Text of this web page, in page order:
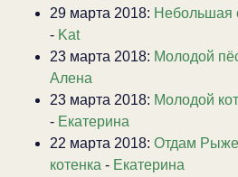
29 марта 2018: Небольшая
- Kat
23 марта 2018: Молодой
Алена
23 марта 2018: Молодой
- Екатерина
22 марта 2018: Отдам
котенка - Екатерина